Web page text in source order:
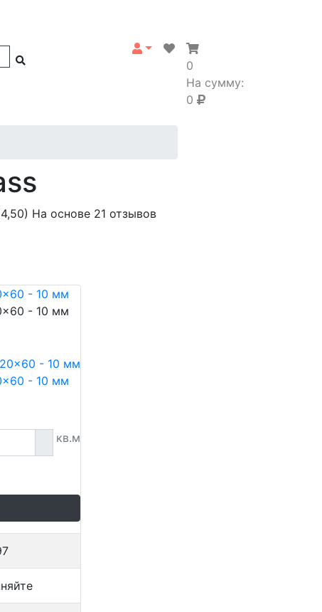
0
На сумму:
0
На основе 21 отзывов
- 10 мм
- 10 мм
- 10 мм
кв.м